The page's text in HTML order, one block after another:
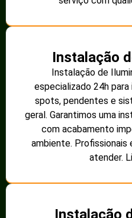
Instalação
Instalação de
especializado 24h
spots, pendentes e
geral. Garantimos uma
com acabamento
ambiente.
atender.
Instalação